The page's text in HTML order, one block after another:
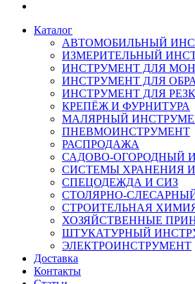
Каталог
АВТОМОБИЛЬНЫЙ
ИЗМЕРИТЕЛЬНЫЙ
ИНСТРУМЕНТ ДЛЯ
ИНСТРУМЕНТ ДЛЯ
ИНСТРУМЕНТ ДЛЯ
КРЕПЁЖ И ФУРНИТУРА
МАЛЯРНЫЙ
ПНЕВМОИНСТРУМЕНТ
РАСПРОДАЖА
САДОВО-ОГОРОДНЫЙ
СИСТЕМЫ ХРАНЕНИЯ
СПЕЦОДЕЖДА И СИЗ
СТОЛЯРНО-
СТРОИТЕЛЬНАЯ
ХОЗЯЙСТВЕННЫЕ
ШТУКАТУРНЫЙ
ЭЛЕКТРОИНСТРУМЕНТ
Доставка
Контакты